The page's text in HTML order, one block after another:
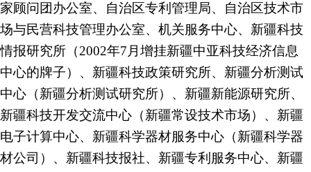
家顾问团办公室、自治区专利管理局、自治区技术市
场与民营科技管理办公室、机关服务中心、新疆科技
情报研究所（2002年7月增挂新疆中亚科技经济信息
中心的牌子）、新疆科技政策研究所、新疆分析测试
中心（新疆分析测试研究所）、新疆新能源研究所、
新疆科技开发交流中心（新疆常设技术市场）、新疆
电子计算中心、新疆科学器材服务中心（新疆科学器
材公司）、新疆科技报社、新疆专利服务中心、新疆